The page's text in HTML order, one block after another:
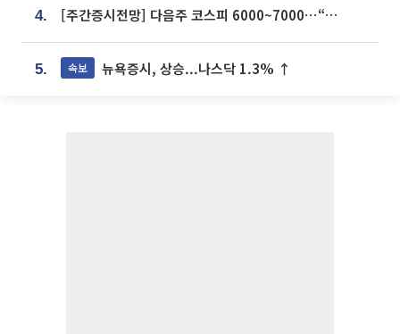
4. [주간증시전망] 다음주 코스피 6000~7000⋯“外人 수급은 정책이 변수”
5. 속보 뉴욕증시, 상승...나스닥 1.3% ↑